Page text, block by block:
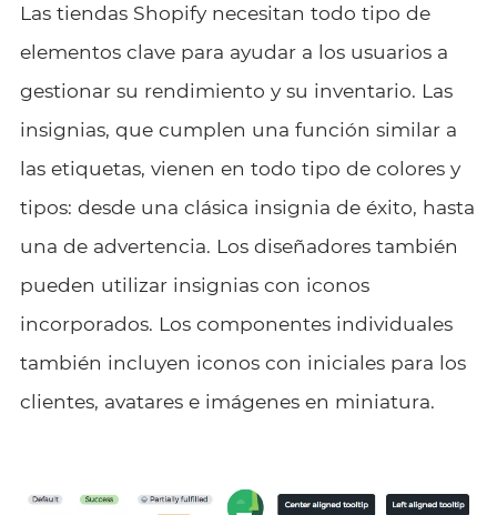
Las tiendas Shopify necesitan todo tipo de
elementos clave para ayudar a los usuarios a
gestionar su rendimiento y su inventario. Las
insignias, que cumplen una función similar a
las etiquetas, vienen en todo tipo de colores y
tipos: desde una clásica insignia de éxito, hasta
una de advertencia. Los diseñadores también
pueden utilizar insignias con iconos
incorporados. Los componentes individuales
también incluyen iconos con iniciales para los
clientes, avatares e imágenes en miniatura.